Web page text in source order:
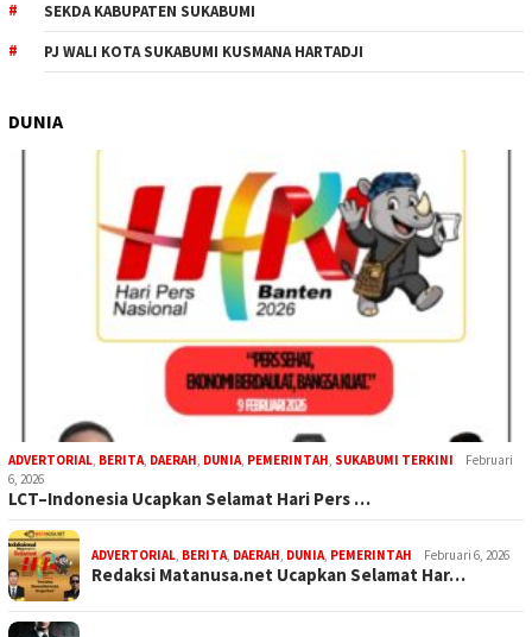
SEKDA KABUPATEN SUKABUMI
PJ WALI KOTA SUKABUMI KUSMANA HARTADJI
DUNIA
ADVERTORIAL, BERITA, DAERAH, DUNIA, PEMERINTAH, SUKABUMI TERKINI
Februari
6, 2026
LCT–Indonesia Ucapkan Selamat Hari Pers …
ADVERTORIAL, BERITA, DAERAH, DUNIA, PEMERINTAH Februari 6, 2026
Redaksi Matanusa.net Ucapkan Selamat Har…